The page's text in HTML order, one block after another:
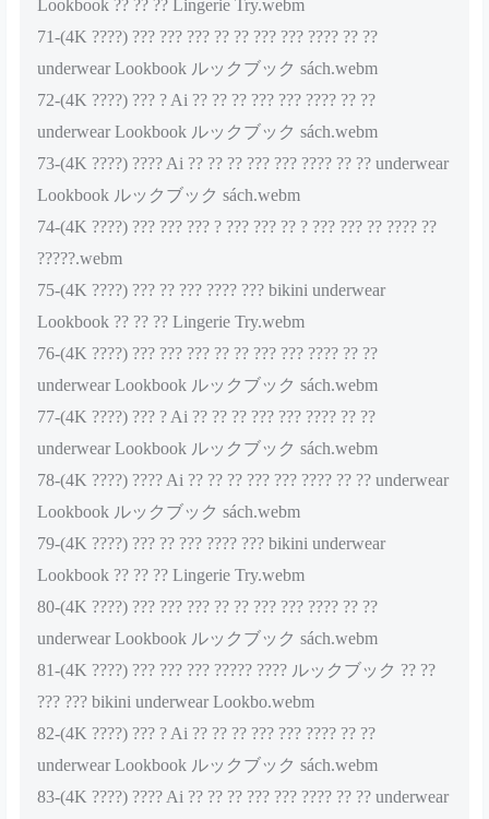
Lookbook ?? ?? ?? Lingerie Try.webm
71-(4K ????) ??? ??? ??? ?? ?? ??? ??? ???? ?? ??
underwear Lookbook ルックブック sách.webm
72-(4K ????) ??? ? Ai ?? ?? ?? ??? ??? ???? ?? ??
underwear Lookbook ルックブック sách.webm
73-(4K ????) ???? Ai ?? ?? ?? ??? ??? ???? ?? ?? underwear
Lookbook ルックブック sách.webm
74-(4K ????) ??? ??? ??? ? ??? ??? ?? ? ??? ??? ?? ???? ??
?????.webm
75-(4K ????) ??? ?? ??? ???? ??? bikini underwear
Lookbook ?? ?? ?? Lingerie Try.webm
76-(4K ????) ??? ??? ??? ?? ?? ??? ??? ???? ?? ??
underwear Lookbook ルックブック sách.webm
77-(4K ????) ??? ? Ai ?? ?? ?? ??? ??? ???? ?? ??
underwear Lookbook ルックブック sách.webm
78-(4K ????) ???? Ai ?? ?? ?? ??? ??? ???? ?? ?? underwear
Lookbook ルックブック sách.webm
79-(4K ????) ??? ?? ??? ???? ??? bikini underwear
Lookbook ?? ?? ?? Lingerie Try.webm
80-(4K ????) ??? ??? ??? ?? ?? ??? ??? ???? ?? ??
underwear Lookbook ルックブック sách.webm
81-(4K ????) ??? ??? ??? ????? ???? ルックブック ?? ??
??? ??? bikini underwear Lookbo.webm
82-(4K ????) ??? ? Ai ?? ?? ?? ??? ??? ???? ?? ??
underwear Lookbook ルックブック sách.webm
83-(4K ????) ???? Ai ?? ?? ?? ??? ??? ???? ?? ?? underwear